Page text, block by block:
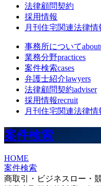
法律顧問契約
採用情報
月刊住宅関連法律情
事務所について
業務分野practices
案件検索cases
弁護士紹介lawyers
法律顧問契約adviser
採用情報recruit
月刊住宅関連法律情
案件検索
HOME
案件検索
商取引・ビジネスロー・